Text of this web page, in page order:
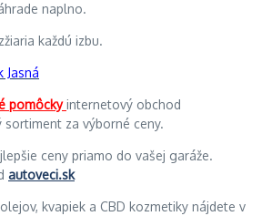
naplno.
každú izbu.
Jasná
pomôckyinternetový obchod
sortiment za výborné ceny.
ceny priamo do vašej garáže.
autoveci.sk
kvapiek a CBD kozmetiky nájdete v